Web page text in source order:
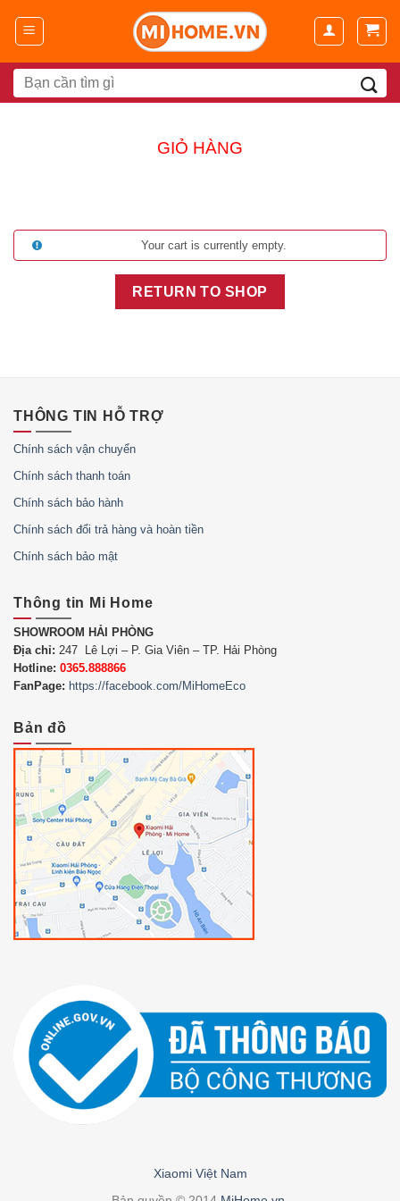
đến
dungSearch
for:
GIỎ HÀNG
Your cart is currently empty.
RETURN TO SHOP
THÔNG TIN HỖ TRỢ
Chính sách vận chuyển
Chính sách thanh toán
Chính sách bảo hành
Chính sách đổi trả hàng và hoàn tiền
Chính sách bảo mật
Thông tin Mi Home
SHOWROOM HẢI PHÒNG
Địa chỉ: 247 Lê Lợi – P. Gia Viên – TP. Hải Phòng
Hotline: 0365.888866
FanPage: https://facebook.com/MiHomeEco
Bản đồ
Xiaomi Việt Nam